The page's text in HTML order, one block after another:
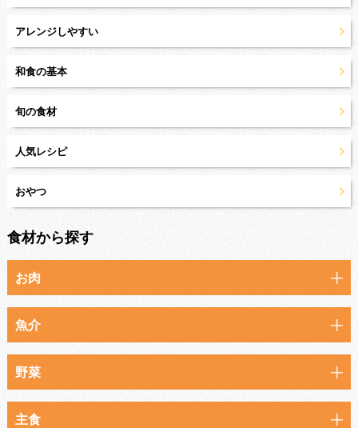
アレンジしやすい
和食の基本
旬の食材
人気レシピ
おやつ
食材から探す
お肉
魚介
野菜
主食